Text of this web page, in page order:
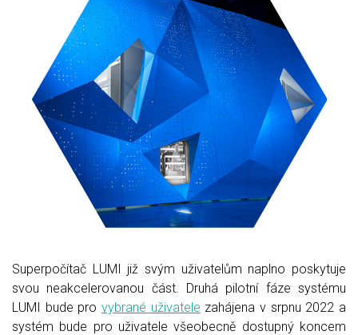
Superpočítač LUMI již svým uživatelům naplno poskytuje
svou neakcelerovanou část. Druhá pilotní fáze systému
LUMI bude pro vybrané uživatele zahájena v srpnu 2022 a
systém bude pro uživatele všeobecně dostupný koncem